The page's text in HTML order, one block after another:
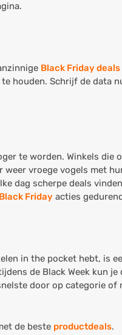
Black Friday deals
houden. Schrijf de data
te worden. Winkels die
weer vroege vogels met
dag scherpe deals
Friday acties
in the pocket hebt, is
de Black Week kun
door op categorie of
de beste productdeals.